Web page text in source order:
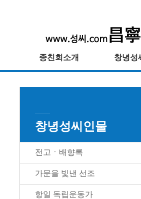
종친회소개 창녕성
창녕성씨인물
전고ㆍ배향록
가문을 빛낸 선조
항일 독립운동가